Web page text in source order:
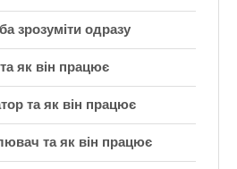
зрозуміти одразу
як він працює
та як він працює
та як він працює